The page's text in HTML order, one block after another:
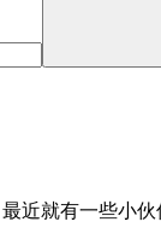
近就有一些小